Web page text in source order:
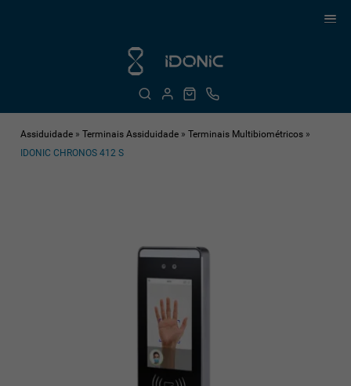
Assiduidade »Terminais Assiduidade »Terminais Multibiométricos »
IDONIC CHRONOS 412 S